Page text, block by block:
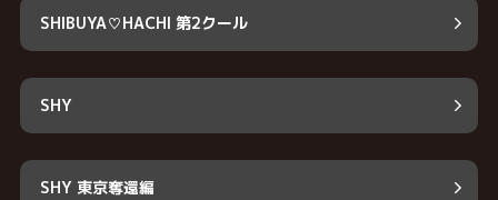
SHIBUYA♡HACHI 第2クール
SHY
SHY 東京奪還編